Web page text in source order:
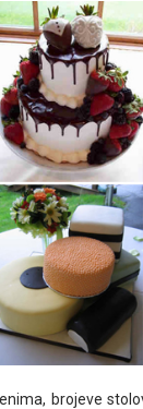
brojeve